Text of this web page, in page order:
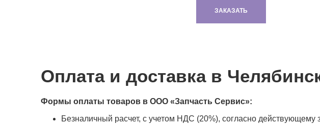
ЗАКАЗАТЬ
Оплата и доставка в
Формы оплаты товаров в ООО «Запчасть Сервис»:
Безналичный расчет, с учетом НДС (20%), согласно